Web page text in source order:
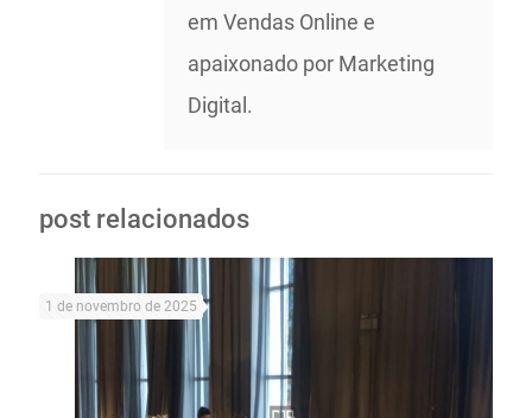
em Vendas Online e
apaixonado por Marketing
Digital.
post relacionados
1 de novembro de 2025